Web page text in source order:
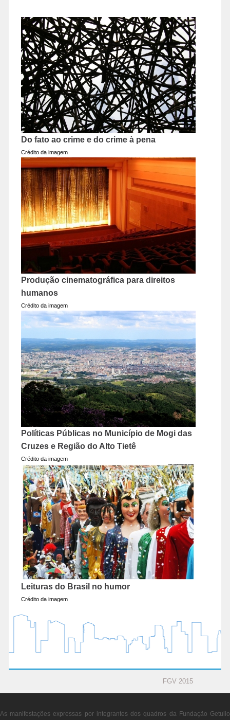
Do fato ao crime e do crime à pena
Crédito da imagem
Produção cinematográfica para direitos
humanos
Crédito da imagem
Políticas Públicas no Município de Mogi das
Cruzes e Região do Alto Tietê
Crédito da imagem
Leituras do Brasil no humor
Crédito da imagem
FGV 2015
As manifestações expressas por integrantes dos quadros da Fundação Getulio